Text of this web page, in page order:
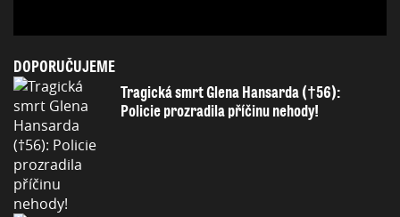
DOPORUČUJEME
Tragická smrt Glena Hansarda (†56):
Policie prozradila příčinu nehody!